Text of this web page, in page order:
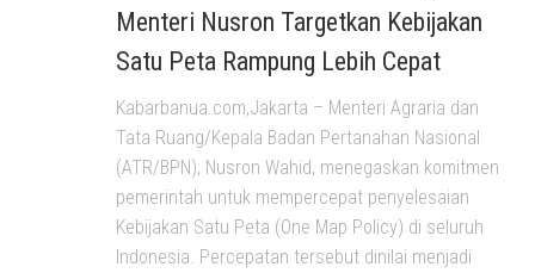
Menteri Nusron Targetkan Kebijakan
Satu Peta Rampung Lebih Cepat
Kabarbanua.com,Jakarta – Menteri Agraria dan
Tata Ruang/Kepala Badan Pertanahan Nasional
(ATR/BPN), Nusron Wahid, menegaskan komitmen
pemerintah untuk mempercepat penyelesaian
Kebijakan Satu Peta (One Map Policy) di seluruh
Indonesia. Percepatan tersebut dinilai menjadi